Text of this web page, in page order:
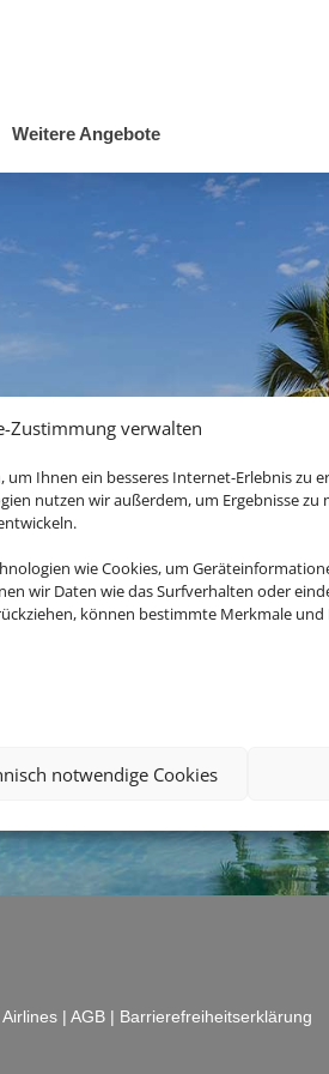
Zustimmung verwalten
Ihnen ein besseres Internet-Erlebnis zu
nutzen wir außerdem, um Ergebnisse
wie Cookies, um
wir Daten wie das Surfverhalten oder
können bestimmte Merkmale
notwendige Cookies
Weitere Angebote
International
|AGB | Barrierefreiheitserklärung